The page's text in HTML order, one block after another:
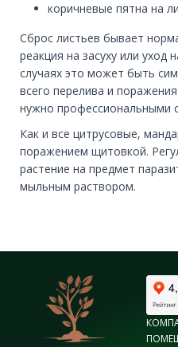
коричневые пятна на
Сброс листьев бывает
реакция на засуху или уход
случаях это может быть
всего перелива и
нужно профессиональными
Как и все цитрусовые,
поражением щитовкой.
растение на предмет
мыльным раствором.